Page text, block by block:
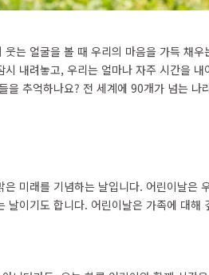
는 얼굴을 볼 때 우리의 마음을 가득 채
내려놓고, 우리는 얼마나 자주 시간을
을 추억하나요? 전 세계에 90개가 넘는 나
미래를 기념하는 날입니다. 어린이날은
날이기도 합니다. 어린이날은 가족에 대해